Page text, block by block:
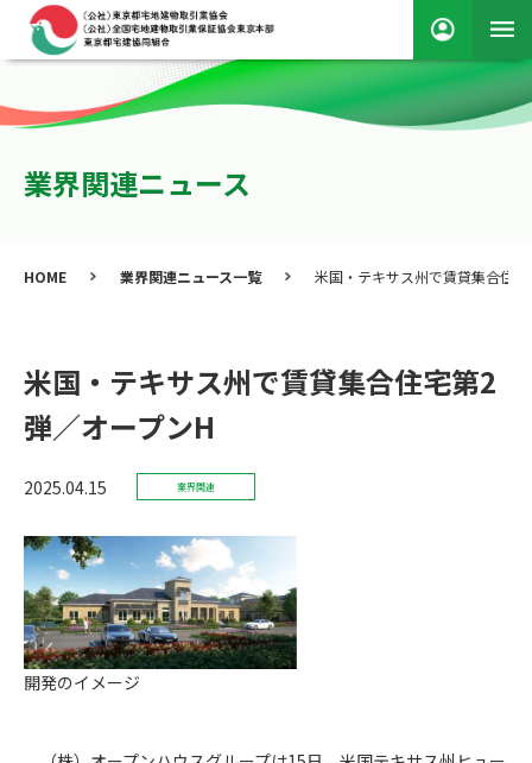
業界関連ニュース
HOME 業界関連ニュース一覧 米国・テキサス州で賃貸集合住
米国・テキサス州で賃貸集合住宅第2
弾／オープンH
2025.04.15 業界関連
開発のイメージ